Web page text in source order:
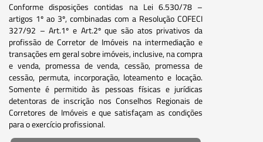
Conforme disposições contidas na Lei 6.530/78 –
artigos 1º ao 3º, combinadas com a Resolução COFECI
327/92 – Art.1º e Art.2º que são atos privativos da
profissão de Corretor de Imóveis na intermediação e
transações em geral sobre imóveis, inclusive, na compra
e venda, promessa de venda, cessão, promessa de
cessão, permuta, incorporação, loteamento e locação.
Somente é permitido às pessoas físicas e jurídicas
detentoras de inscrição nos Conselhos Regionais de
Corretores de Imóveis e que satisfaçam as condições
para o exercício profissional.